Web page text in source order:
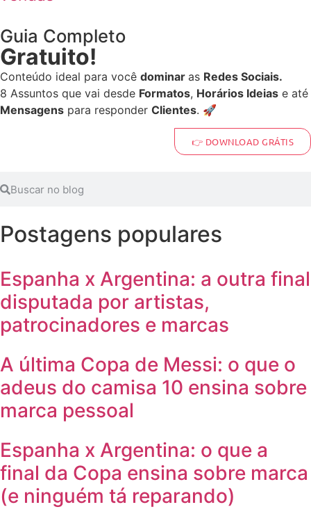
Guia Completo
Gratuito!
Conteúdo ideal para você dominar as Redes Sociais.
8 Assuntos que vai desde Formatos, Horários Ideias e até
Mensagens para responder Clientes. 🚀
👉 DOWNLOAD GRÁTIS
Postagens populares
Espanha x Argentina: a outra final
disputada por artistas,
patrocinadores e marcas
A última Copa de Messi: o que o
adeus do camisa 10 ensina sobre
marca pessoal
Espanha x Argentina: o que a
final da Copa ensina sobre marca
(e ninguém tá reparando)